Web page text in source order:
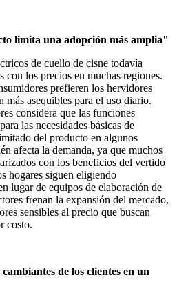
limita una adopción más amplia"
de cuello de cisne todavía
con los precios en muchas regiones.
prefieren los hervidores
más asequibles para el uso diario.
considera que las funciones
las necesidades básicas de
del producto en algunos
afecta la demanda, ya que muchos
con los beneficios del vertido
hogares siguen eligiendo
lugar de equipos de elaboración de
frenan la expansión del mercado,
sensibles al precio que buscan
costo.
de los clientes en un